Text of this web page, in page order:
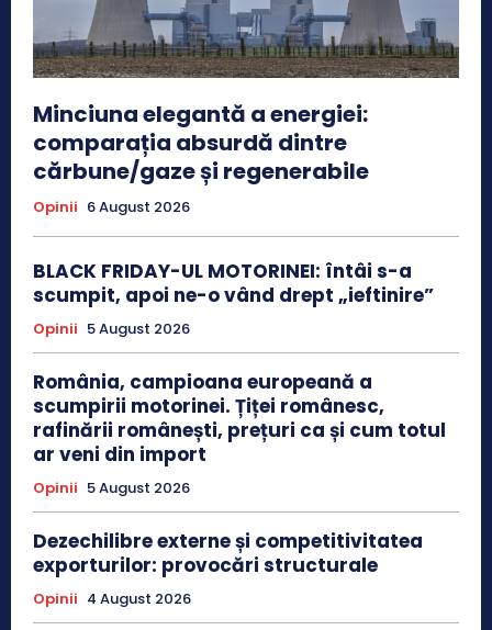
Minciuna elegantă a energiei:
comparația absurdă dintre
cărbune/gaze și regenerabile
Opinii 6 August 2026
BLACK FRIDAY-UL MOTORINEI: întâi s-a
scumpit, apoi ne-o vând drept „ieftinire”
Opinii 5 August 2026
România, campioana europeană a
scumpirii motorinei. Țiței românesc,
rafinării românești, prețuri ca și cum totul
ar veni din import
Opinii 5 August 2026
Dezechilibre externe și competitivitatea
exporturilor: provocări structurale
Opinii 4 August 2026